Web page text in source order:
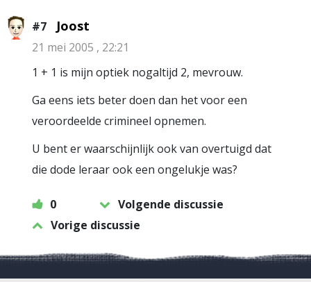
#7 Joost
21 mei 2005 , 22:21
1 + 1 is mijn optiek nogaltijd 2, mevrouw.
Ga eens iets beter doen dan het voor een
veroordeelde crimineel opnemen.
U bent er waarschijnlijk ook van overtuigd dat
die dode leraar ook een ongelukje was?
0
Volgende discussie
Vorige discussie